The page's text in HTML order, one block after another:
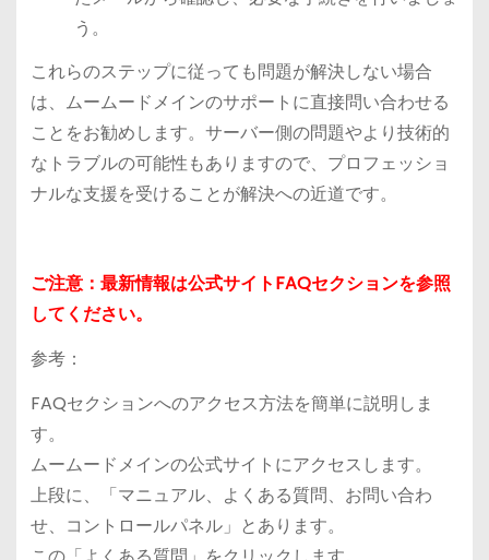
う。
これらのステップに従っても問題が解決しない場合
は、ムームードメインのサポートに直接問い合わせる
ことをお勧めします。サーバー側の問題やより技術的
なトラブルの可能性もありますので、プロフェッショ
ナルな支援を受けることが解決への近道です。
ご注意：最新情報は公式サイトFAQセクションを参照
してください。
参考：
FAQセクションへのアクセス方法を簡単に説明しま
す。
ムームードメインの公式サイトにアクセスします。
上段に、「マニュアル、よくある質問、お問い合わ
せ、コントロールパネル」とあります。